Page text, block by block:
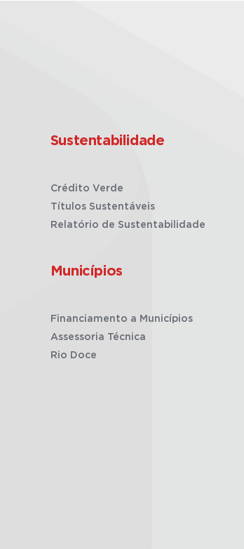
Sustentabilidade
Crédito Verde
Títulos Sustentáveis
Relatório de Sustentabilidade
Municípios
Financiamento a Municípios
Assessoria Técnica
Rio Doce